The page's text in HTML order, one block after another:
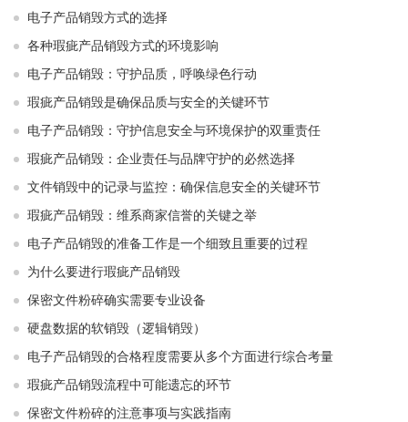
电子产品销毁方式的选择
各种瑕疵产品销毁方式的环境影响
电子产品销毁：守护品质，呼唤绿色行动
瑕疵产品销毁是确保品质与安全的关键环节
电子产品销毁：守护信息安全与环境保护的双重责任
瑕疵产品销毁：企业责任与品牌守护的必然选择
文件销毁中的记录与监控：确保信息安全的关键环节
瑕疵产品销毁：维系商家信誉的关键之举
电子产品销毁的准备工作是一个细致且重要的过程
为什么要进行瑕疵产品销毁
保密文件粉碎确实需要专业设备
硬盘数据的软销毁（逻辑销毁）
电子产品销毁的合格程度需要从多个方面进行综合考量
瑕疵产品销毁流程中可能遗忘的环节
保密文件粉碎的注意事项与实践指南